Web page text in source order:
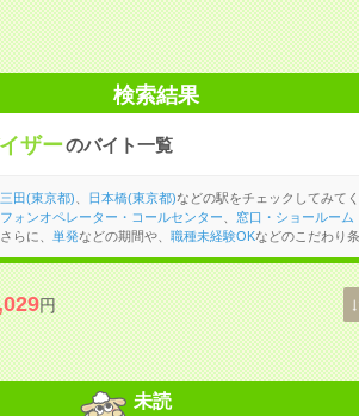
検索結果
ザーのバイト一覧
三田(東京都) 日本橋(東京都)などの駅をチェックしてみて
ォンオペレーター・コールセンター 窓口・ショールーム
らに、 単発などの期間や、 職種未経験OKなどのこだわり
円
未読